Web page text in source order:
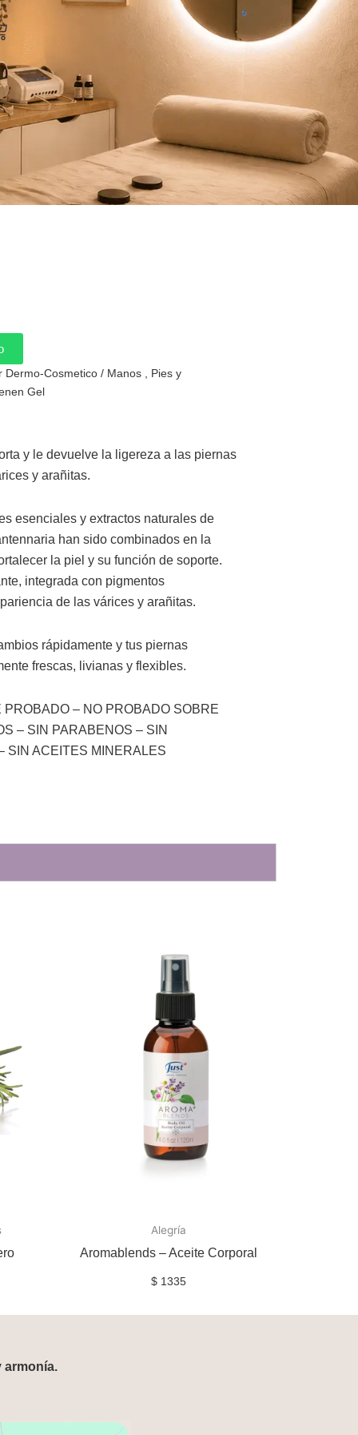
Dermo-Cosmetico/ Manos , Pies y
Gel
y le devuelve la ligereza a las piernas
y arañitas.
esenciales y extractos naturales de
han sido combinados en la
la piel y su función de soporte.
integrada con pigmentos
de las várices y arañitas.
rápidamente y tus piernas
frescas, livianas y flexibles.
– NO PROBADO SOBRE
– SIN PARABENOS – SIN
SIN ACEITES MINERALES
Alegría
Aromablends – Aceite Corporal
$ 1335
armonía.